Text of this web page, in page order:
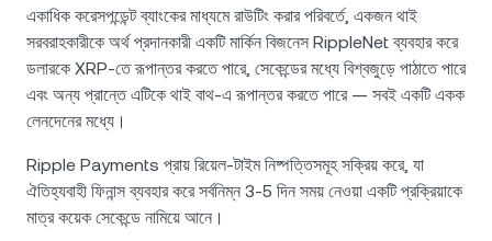
একাধিক করেসপন্ডেন্ট ব্যাংকের মাধ্যমে রাউটিং করার পরিবর্তে, একজন থাই
সরবরাহকারীকে অর্থ প্রদানকারী একটি মার্কিন বিজনেস RippleNet ব্যবহার করে
ডলারকে XRP-তে রূপান্তর করতে পারে, সেকেন্ডের মধ্যে বিশ্বজুড়ে পাঠাতে পারে
এবং অন্য প্রান্তে এটিকে থাই বাথ-এ রূপান্তর করতে পারে — সবই একটি একক
লেনদেনের মধ্যে।
Ripple Payments প্রায় রিয়েল-টাইম নিষ্পত্তিসমূহ সক্রিয় করে, যা
ঐতিহ্যবাহী ফিনান্স ব্যবহার করে সর্বনিম্ন 3-5 দিন সময় নেওয়া একটি প্রক্রিয়াকে
মাত্র কয়েক সেকেন্ডে নামিয়ে আনে।